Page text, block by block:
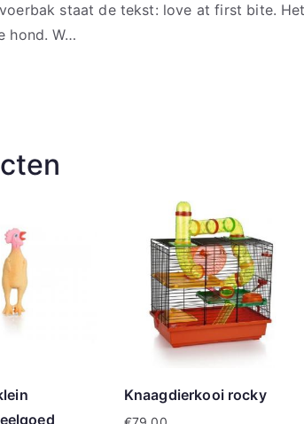
staat de tekst: love at first bite. Het
hond. W…
Knaagdierkooi rocky